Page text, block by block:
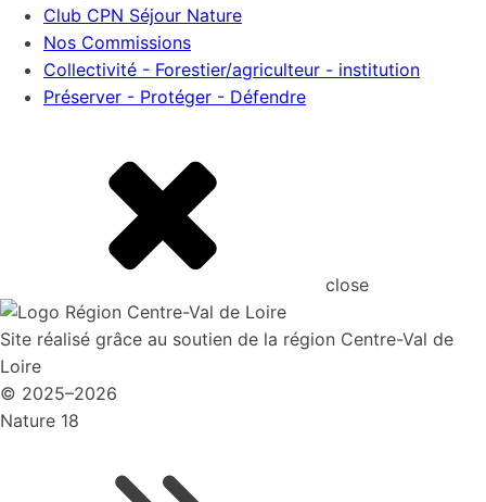
Club CPN Séjour Nature
Nos Commissions
Collectivité - Forestier/agriculteur - institution
Préserver - Protéger - Défendre
close
Site réalisé grâce au soutien de la région Centre-Val de
Loire
© 2025–2026
Nature 18